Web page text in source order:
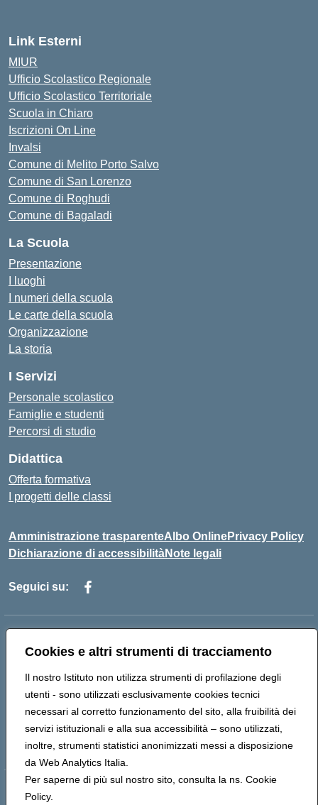
Cookies e altri strumenti di tracciamento
Il nostro Istituto non utilizza strumenti di profilazione degli
utenti - sono utilizzati esclusivamente cookies tecnici
necessari al corretto funzionamento del sito, alla fruibilità dei
servizi istituzionali e alla sua accessibilità – sono utilizzati,
inoltre, strumenti statistici anonimizzati messi a disposizione
da Web Analytics Italia.
Per saperne di più sul nostro sito, consulta la ns. Cookie
Policy.
Link Esterni
MIUR
Ufficio Scolastico Regionale
Ufficio Scolastico Territoriale
Scuola in Chiaro
Iscrizioni On Line
Invalsi
Comune di Melito Porto Salvo
Comune di San Lorenzo
Comune di Roghudi
Comune di Bagaladi
La Scuola
Presentazione
I luoghi
I numeri della scuola
Le carte della scuola
Organizzazione
La storia
I Servizi
Personale scolastico
Famiglie e studenti
Percorsi di studio
Didattica
Offerta formativa
I progetti delle classi
Amministrazione trasparenteAlbo OnlinePrivacy Policy
Dichiarazione di accessibilitàNote legali
Seguici su:
Centralino:+39 0965 78 12 60 Email: rcic841003@istruzione.it
Codice fiscale: 92034530805
Codice meccanografico: rcic841003